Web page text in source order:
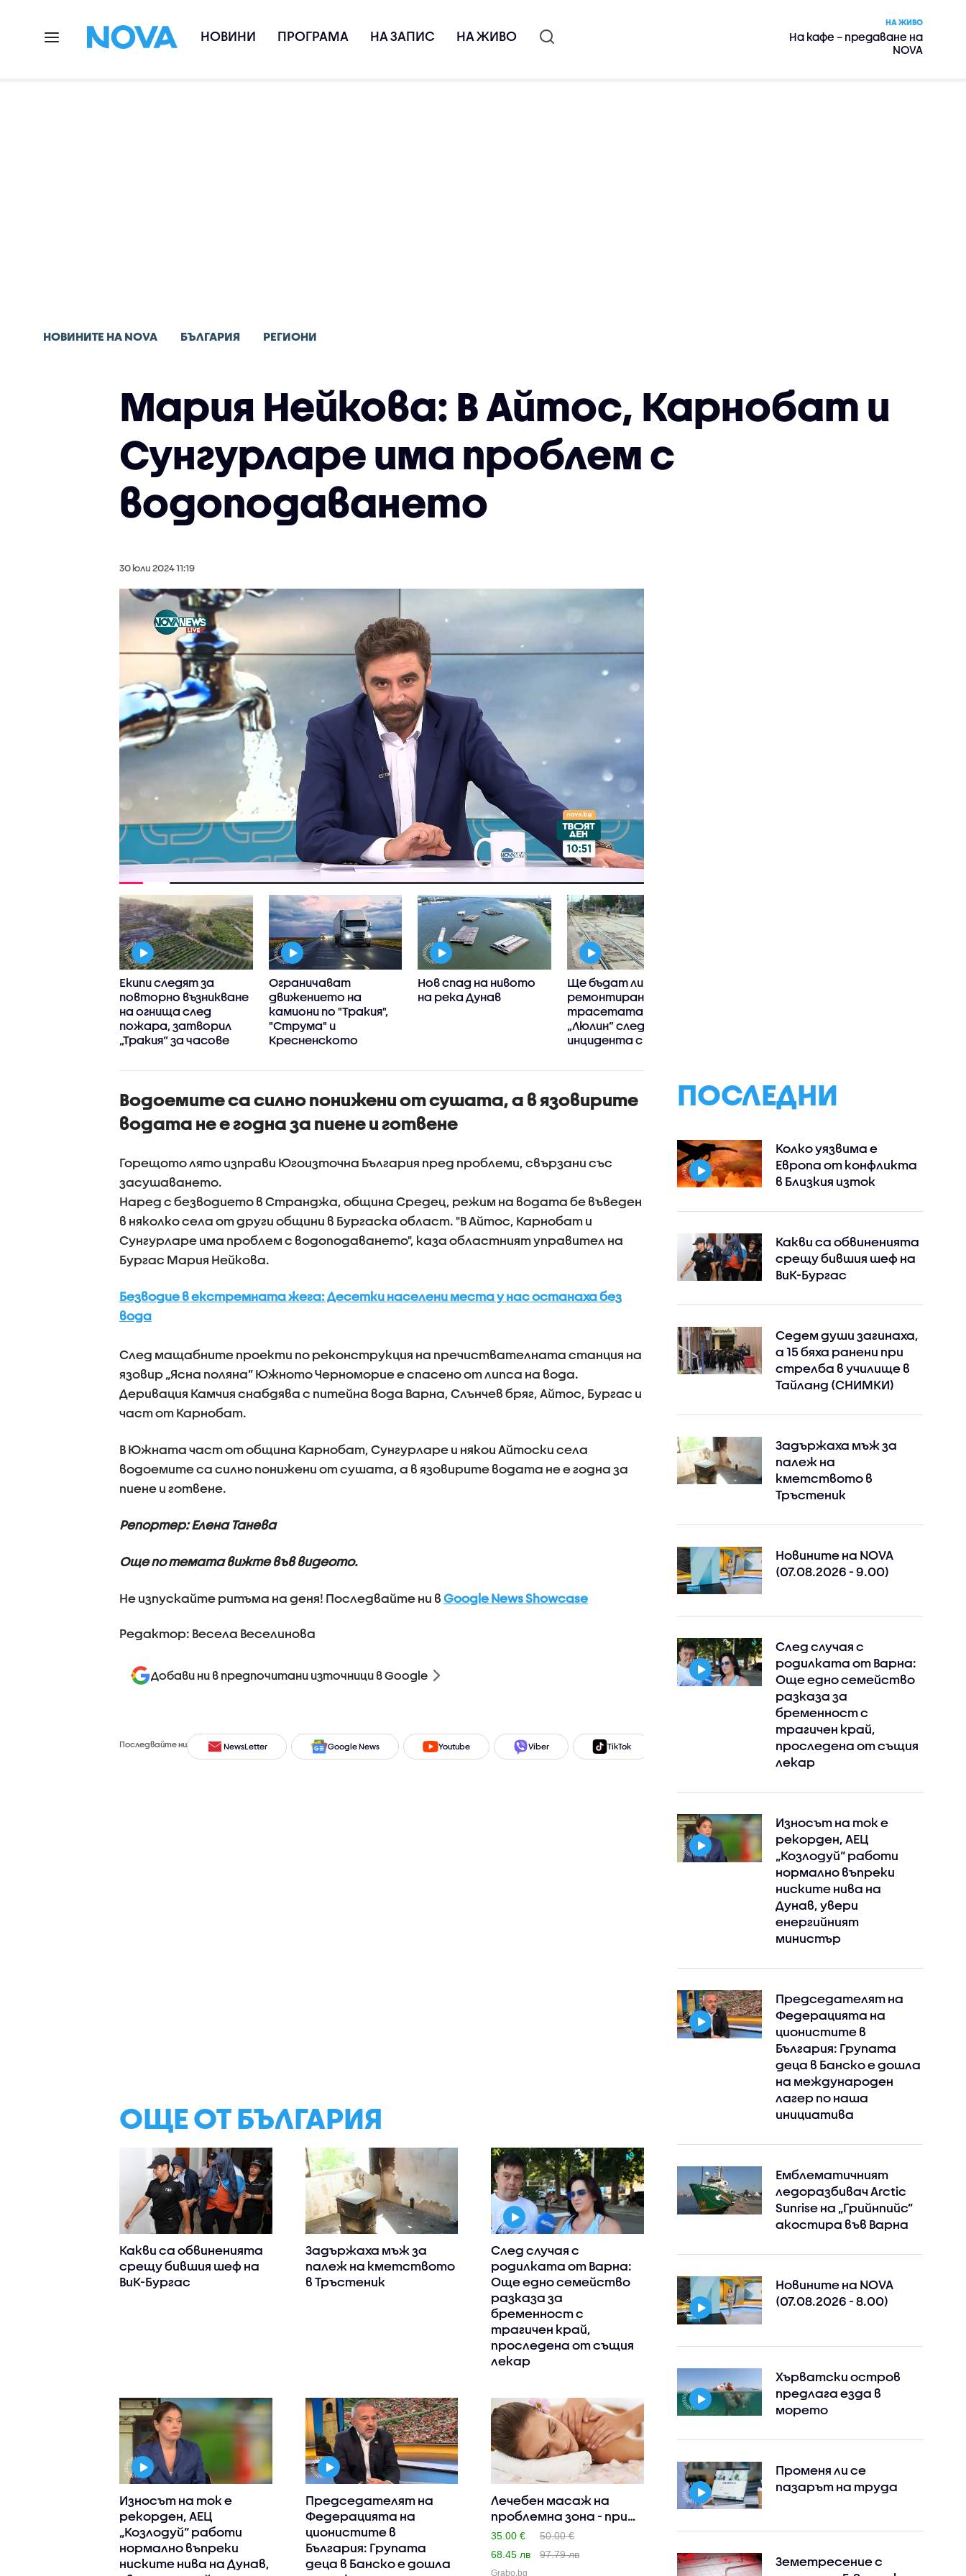
НОВИНИ ПРОГРАМА НА ЗАПИС НА ЖИВО
НА ЖИВО
На кафе – предаване на
NOVA
НОВИНИТЕ НА NOVA БЪЛГАРИЯ РЕГИОНИ
Мария Нейкова: В Айтос, Карнобат и
Сунгурларе има проблем с
водоподаването
30 юли 2024 11:19
Екипи следят за
повторно възникване
на огнища след
пожара, затворил
„Тракия“ за часове
Ограничават
движението на
камиони по "Тракия",
"Струма" и
Кресненското
неделя
Нов спад на нивото
на река Дунав
Ще бъдат ли
ремонтирани
трасетата в район
„Люлин” след двата
инцидента с трамваи
Водоемите са силно понижени от сушата, а в язовирите
водата не е годна за пиене и готвене
Горещото лято изправи Югоизточна България пред проблеми, свързани със
засушаването.
Наред с безводието в Странджа, община Средец, режим на водата бе въведен
в няколко села от други общини в Бургаска област. "В Айтос, Карнобат и
Сунгурларе има проблем с водоподаването", каза областният управител на
Бургас Мария Нейкова.
Безводие в екстремната жега: Десетки населени места у нас останаха без
вода
След мащабните проекти по реконструкция на пречиствателната станция на
язовир „Ясна поляна” Южното Черноморие е спасено от липса на вода.
Деривация Камчия снабдява с питейна вода Варна, Слънчев бряг, Айтос, Бургас и
част от Карнобат.
В Южната част от община Карнобат, Сунгурларе и някои Айтоски села
водоемите са силно понижени от сушата, а в язовирите водата не е годна за
пиене и готвене.
Репортер: Елена Танева
Още по темата вижте във видеото.
Не изпускайте ритъма на деня! Последвайте ни в Google News Showcase
Редактор: Весела Веселинова
Добави ни в предпочитани източници в Google
Последвайте ни NewsLetter Google News Youtube Viber TikTok Facebook
ОЩЕ ОТ БЪЛГАРИЯ
Какви са обвиненията
срещу бившия шеф на
ВиК-Бургас
Задържаха мъж за
палеж на кметството
в Тръстеник
След случая с
родилката от Варна:
Още едно семейство
разказа за
бременност с
трагичен край,
проследена от същия
лекар
Износът на ток е
рекорден, АЕЦ
„Козлодуй“ работи
нормално въпреки
ниските нива на Дунав,
Председателят на
Федерацията на
ционистите в
България: Групата
деца в Банско е дошла
Лечебен масаж на
проблемна зона - при
болка,..
35.00 €
50.00 €
68.45 лв
97.79 лв
Grabo.bg
ПОСЛЕДНИ
Колко уязвима е
Европа от конфликта
в Близкия изток
Какви са обвиненията
срещу бившия шеф на
ВиК-Бургас
Седем души загинаха,
а 15 бяха ранени при
стрелба в училище в
Тайланд (СНИМКИ)
Задържаха мъж за
палеж на
кметството в
Тръстеник
Новините на NOVA
(07.08.2026 - 9.00)
След случая с
родилката от Варна:
Още едно семейство
разказа за
бременност с
трагичен край,
проследена от същия
лекар
Износът на ток е
рекорден, АЕЦ
„Козлодуй“ работи
нормално въпреки
ниските нива на
Дунав, увери
енергийният
министър
Председателят на
Федерацията на
ционистите в
България: Групата
деца в Банско е дошла
на международен
лагер по наша
инициатива
Емблематичният
ледоразбивач Arctic
Sunrise на „Грийнпийс”
акостира във Варна
Новините на NOVA
(07.08.2026 - 8.00)
Хърватски остров
предлага езда в
морето
Променя ли се
пазарът на труда
Земетресение с